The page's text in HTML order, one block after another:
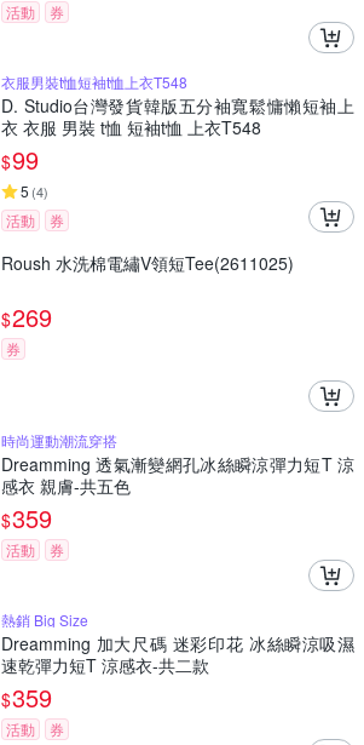
活動 券
衣服男裝t恤短袖t恤上衣T548
D. Studio台灣發貨韓版五分袖寬鬆慵懶短袖上
衣 衣服 男裝 t恤 短袖t恤 上衣T548
$99
5 (4)
活動 券
Roush 水洗棉電繡V領短Tee(2611025)
$269
券
時尚運動潮流穿搭
Dreamming 透氣漸變網孔冰絲瞬涼彈力短T 涼
感衣 親膚-共五色
$359
活動 券
熱銷 Big Size
Dreamming 加大尺碼 迷彩印花 冰絲瞬涼吸濕
速乾彈力短T 涼感衣-共二款
$359
活動 券